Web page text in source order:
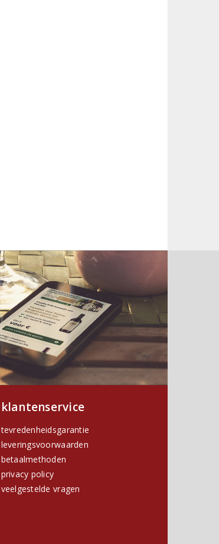
klantenservice
tevredenheidsgarantie
leveringsvoorwaarden
betaalmethoden
privacy policy
veelgestelde vragen